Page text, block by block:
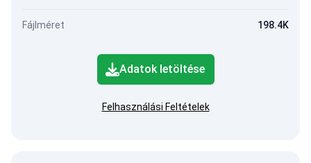
Fájlméret 198.4K
Adatok letöltése
Felhasználási Feltételek